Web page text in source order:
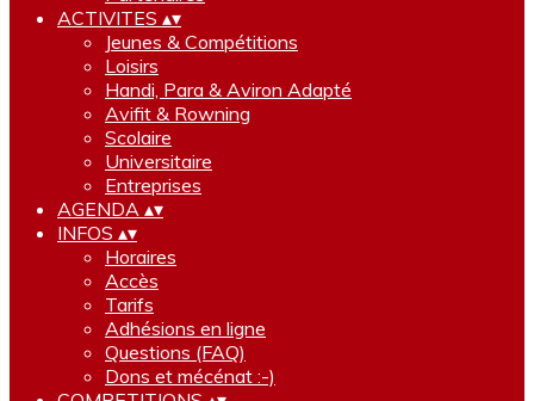
ACTIVITES ▴▾
Jeunes & Compétitions
Loisirs
Handi, Para & Aviron Adapté
Avifit & Rowning
Scolaire
Universitaire
Entreprises
AGENDA ▴▾
INFOS ▴▾
Horaires
Accès
Tarifs
Adhésions en ligne
Questions (FAQ)
Dons et mécénat :-)